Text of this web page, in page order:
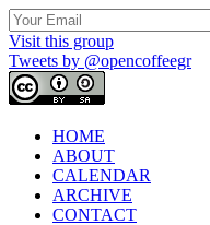
Visit this group
Tweets by @opencoffeegr
HOME
ABOUT
CALENDAR
ARCHIVE
CONTACT